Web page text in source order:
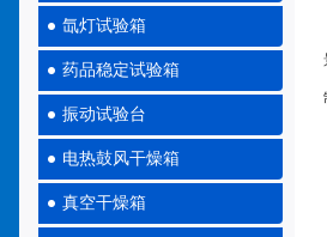
氙灯试验箱
药品稳定试验箱
振动试验台
电热鼓风干燥箱
真空干燥箱